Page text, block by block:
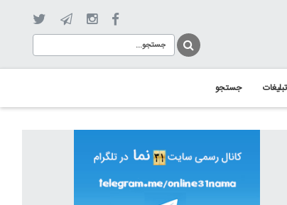
تبلیغات جستجو